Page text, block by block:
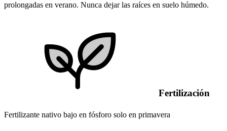
prolongadas en verano. Nunca dejar las raíces en suelo húmedo.
Fertilización
Fertilizante nativo bajo en fósforo solo en primavera